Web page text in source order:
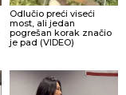
Odlučio preći viseći
most, ali jedan
pogrešan korak značio
je pad (VIDEO)